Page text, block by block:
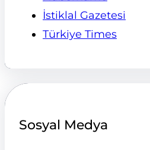
İstiklal Gazetesi
Türkiye Times
Sosyal Medya